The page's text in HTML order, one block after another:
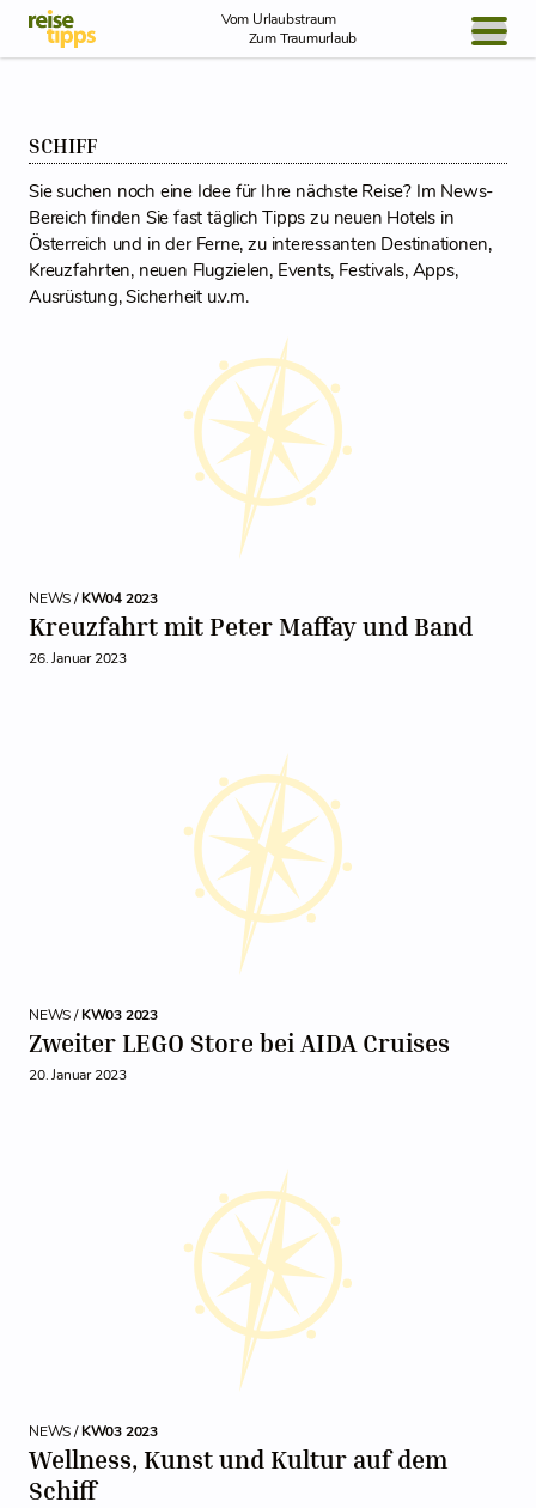
Skip to Content
Vom Urlaubstraum
Zum Traumurlaub
REISEIDEEN
SCHIFF
Sie suchen noch eine Idee für Ihre nächste Reise? Im News-
Bereich finden Sie fast täglich Tipps zu neuen Hotels in
Österreich und in der Ferne, zu interessanten Destinationen,
Kreuzfahrten, neuen Flugzielen, Events, Festivals, Apps,
Ausrüstung, Sicherheit u.v.m.
NEWS /KW04 2023
Kreuzfahrt mit Peter Maffay und Band
26. Januar 2023
NEWS /KW03 2023
Zweiter LEGO Store bei AIDA Cruises
20. Januar 2023
NEWS /KW03 2023
Wellness, Kunst und Kultur auf dem
Schiff